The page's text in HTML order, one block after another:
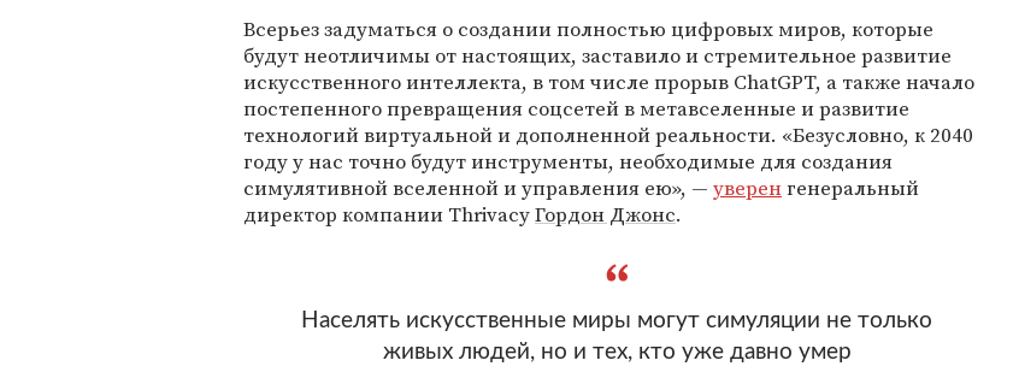
Всерьез задуматься о создании полностью цифровых миров, которые
будут неотличимы от настоящих, заставило и стремительное развитие
искусственного интеллекта, в том числе прорыв ChatGPT, а также начало
постепенного превращения соцсетей в метавселенные и развитие
технологий виртуальной и дополненной реальности. «Безусловно, к 2040
году у нас точно будут инструменты, необходимые для создания
симулятивной вселенной и управления ею», — уверенгенеральный
директор компании ThrivacyГордон Джонс.
Населять искусственные миры могут симуляции не только
живых людей, но и тех, кто уже давно умер